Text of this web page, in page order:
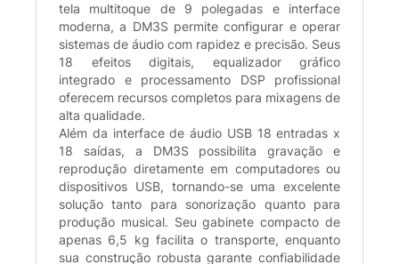
tela multitoque de 9 polegadas e interface
moderna, a DM3S permite configurar e operar
sistemas de áudio com rapidez e precisão. Seus
18 efeitos digitais, equalizador gráfico
integrado e processamento DSP profissional
oferecem recursos completos para mixagens de
alta qualidade.
Além da interface de áudio USB 18 entradas x
18 saídas, a DM3S possibilita gravação e
reprodução diretamente em computadores ou
dispositivos USB, tornando-se uma excelente
solução tanto para sonorização quanto para
produção musical. Seu gabinete compacto de
apenas 6,5 kg facilita o transporte, enquanto
sua construção robusta garante confiabilidade